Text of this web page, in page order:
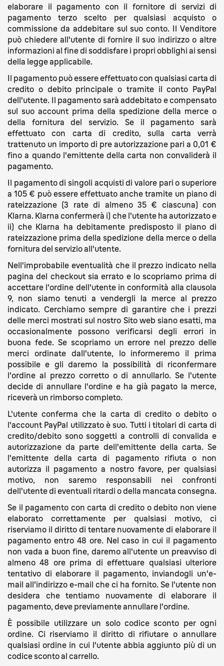
elaborare il pagamento con il fornitore di servizi di
pagamento terzo scelto per qualsiasi acquisto o
commissione da addebitare sul suo conto. Il Venditore
può chiedere all'utente di fornire il suo indirizzo o altre
informazioni al fine di soddisfare i propri obblighi ai sensi
della legge applicabile.
Il pagamento può essere effettuato con qualsiasi carta di
credito o debito principale o tramite il conto PayPal
dell'utente. Il pagamento sarà addebitato e compensato
sul suo account prima della spedizione della merce o
della fornitura del servizio. Se il pagamento sarà
effettuato con carta di credito, sulla carta verrà
trattenuto un importo di pre autorizzazione pari a 0,01 €
fino a quando l'emittente della carta non convaliderà il
pagamento.
Il pagamento di singoli acquisti di valore pari o superiore
a 105 € può essere effettuato anche tramite un piano di
rateizzazione (3 rate di almeno 35 € ciascuna) con
Klarna. Klarna confermerà i) che l'utente ha autorizzato e
ii) che Klarna ha debitamente predisposto il piano di
rateizzazione prima della spedizione della merce o della
fornitura del servizio all'utente.
Nell'improbabile eventualità che il prezzo indicato nella
pagina del checkout sia errato e lo scopriamo prima di
accettare l'ordine dell'utente in conformità alla clausola
9, non siamo tenuti a vendergli la merce al prezzo
indicato. Cerchiamo sempre di garantire che i prezzi
delle merci mostrati sul nostro Sito web siano esatti, ma
occasionalmente possono verificarsi degli errori in
buona fede. Se scopriamo un errore nel prezzo delle
merci ordinate dall'utente, lo informeremo il prima
possibile e gli daremo la possibilità di riconfermare
l'ordine al prezzo corretto o di annullarlo. Se l'utente
decide di annullare l'ordine e ha già pagato la merce,
riceverà un rimborso completo.
L'utente conferma che la carta di credito o debito o
l'account PayPal utilizzato è suo. Tutti i titolari di carta di
credito/debito sono soggetti a controlli di convalida e
autorizzazione da parte dell'emittente della carta. Se
l'emittente della carta di pagamento rifiuta o non
autorizza il pagamento a nostro favore, per qualsiasi
motivo, non saremo responsabili nei confronti
dell'utente di eventuali ritardi o della mancata consegna.
Se il pagamento con carta di credito o debito non viene
elaborato correttamente per qualsiasi motivo, ci
riserviamo il diritto di tentare nuovamente di elaborare il
pagamento entro 48 ore. Nel caso in cui il pagamento
non vada a buon fine, daremo all'utente un preavviso di
almeno 48 ore prima di effettuare qualsiasi ulteriore
tentativo di elaborare il pagamento, inviandogli un'e-
mail all'indirizzo e-mail che ci ha fornito. Se l'utente non
desidera che tentiamo nuovamente di elaborare il
pagamento, deve previamente annullare l'ordine.
È possibile utilizzare un solo codice sconto per ogni
ordine. Ci riserviamo il diritto di rifiutare o annullare
qualsiasi ordine in cui l'utente abbia aggiunto più di un
codice sconto al carrello.